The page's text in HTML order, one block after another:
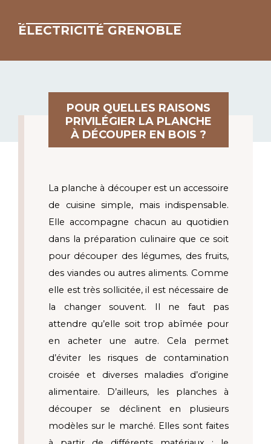
ÉLECTRICITÉ GRENOBLE
POUR QUELLES RAISONS
PRIVILÉGIER LA PLANCHE
À DÉCOUPER EN BOIS ?
La planche à découper est un accessoire
de cuisine simple, mais indispensable.
Elle accompagne chacun au quotidien
dans la préparation culinaire que ce soit
pour découper des légumes, des fruits,
des viandes ou autres aliments. Comme
elle est très sollicitée, il est nécessaire de
la changer souvent. Il ne faut pas
attendre qu’elle soit trop abîmée pour
en acheter une autre. Cela permet
d’éviter les risques de contamination
croisée et diverses maladies d’origine
alimentaire. D’ailleurs, les planches à
découper se déclinent en plusieurs
modèles sur le marché. Elles sont faites